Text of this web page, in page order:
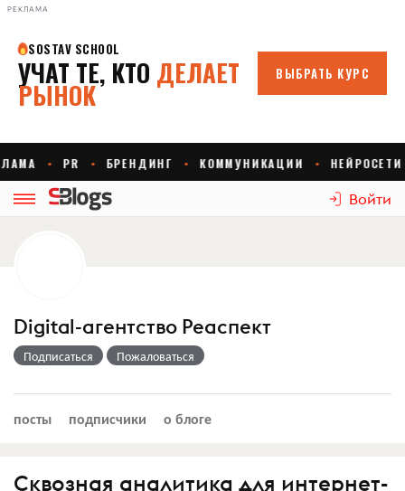
РЕКЛАМА
Войти
Digital-агентство Реаспект
Подписаться Пожаловаться
посты подписчики о блоге
Сквозная аналитика для интернет-